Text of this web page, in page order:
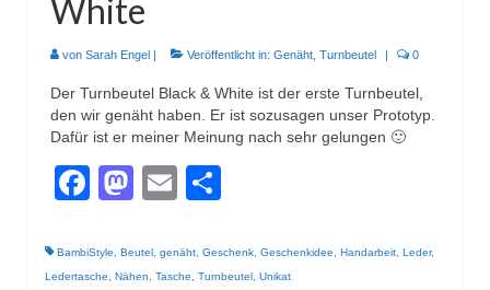
White
von Sarah Engel | Veröffentlicht in: Genäht Turnbeutel | 0
Der Turnbeutel Black & White ist der erste Turnbeutel,
den wir genäht haben. Er ist sozusagen unser Prototyp.
Dafür ist er meiner Meinung nach sehr gelungen 🙂
Facebook
Mastodon
Email
BambiStyle Beutel genäht Geschenk Geschenkidee Handarbeit Leder,
Ledertasche
Nähen Tasche Turnbeutel Unikat